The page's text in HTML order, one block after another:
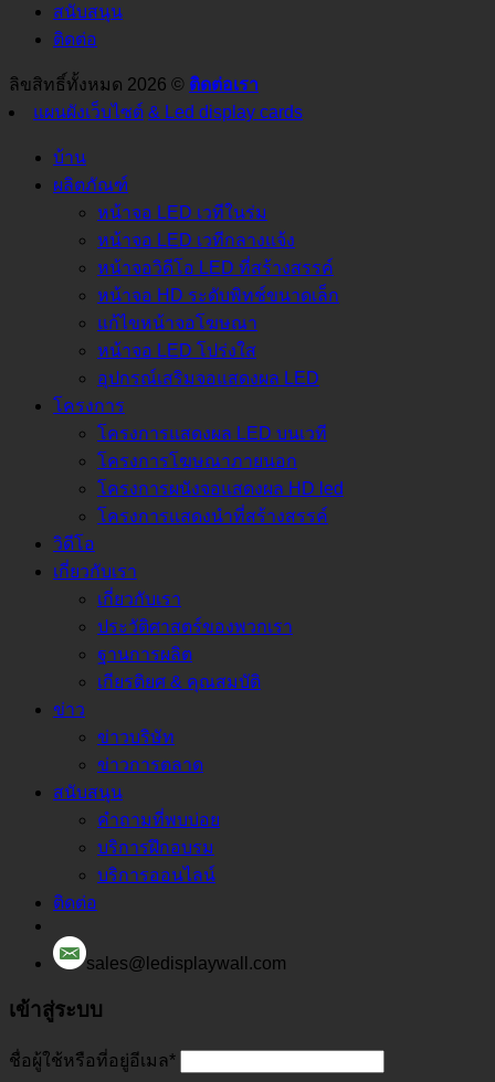
สนับสนุน
ติดต่อ
ลิขสิทธิ์ทั้งหมด 2026 © ติดต่อเรา
แผนผังเว็บไซต์ & Led display cards
บ้าน
ผลิตภัณฑ์
หน้าจอ LED เวทีในร่ม
หน้าจอ LED เวทีกลางแจ้ง
หน้าจอวิดีโอ LED ที่สร้างสรรค์
หน้าจอ HD ระดับพิทช์ขนาดเล็ก
แก้ไขหน้าจอโฆษณา
หน้าจอ LED โปร่งใส
อุปกรณ์เสริมจอแสดงผล LED
โครงการ
โครงการแสดงผล LED บนเวที
โครงการโฆษณาภายนอก
โครงการผนังจอแสดงผล HD led
โครงการแสดงนำที่สร้างสรรค์
วิดีโอ
เกี่ยวกับเรา
เกี่ยวกับเรา
ประวัติศาสตร์ของพวกเรา
ฐานการผลิต
เกียรติยศ & คุณสมบัติ
ข่าว
ข่าวบริษัท
ข่าวการตลาด
สนับสนุน
คำถามที่พบบ่อย
บริการฝึกอบรม
บริการออนไลน์
ติดต่อ
sales@ledisplaywall.com
เข้าสู่ระบบ
ชื่อผู้ใช้หรือที่อยู่อีเมล*